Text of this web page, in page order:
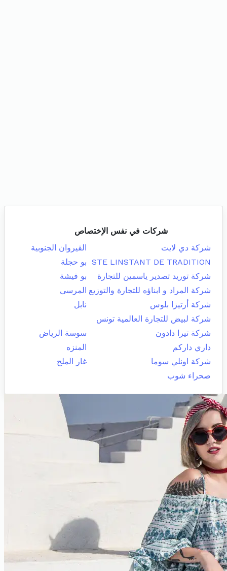
شركات في نفس الإختصاص
شركة دي لايت
القيروان الجنوبية
STE LINSTANT DE TRADITION بو حجلة
شركة توريد تصدير ياسمين للتجارة
بو فيشة
شركة المراد و ابناؤه للتجارة والتوزيع المرسى
شركة أرتيزا بلوس
نابل
شركة لبيض للتجارة العالمية تونس
شركة تيرا دادون
سوسة الرياض
داري داركم
المنزه
شركة اونلي سوما
غار الملح
صحراء شوب